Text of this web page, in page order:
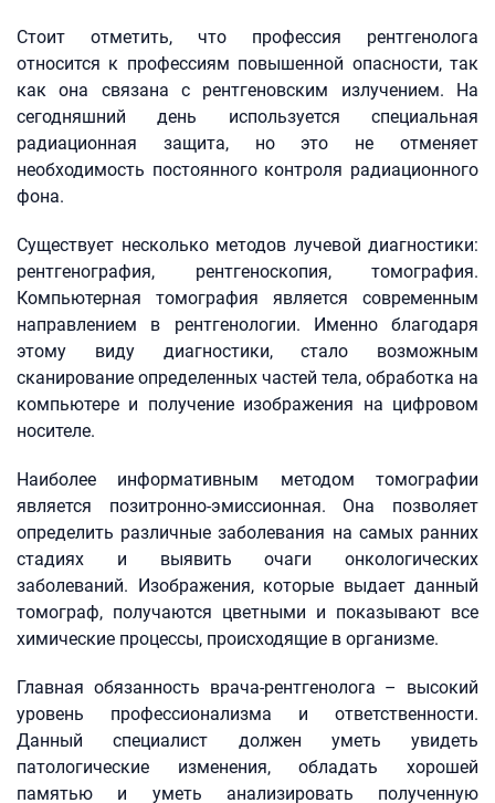
Стоит отметить, что профессия рентгенолога
относится к профессиям повышенной опасности, так
как она связана с рентгеновским излучением. На
сегодняшний день используется специальная
радиационная защита, но это не отменяет
необходимость постоянного контроля радиационного
фона.
Существует несколько методов лучевой диагностики:
рентгенография, рентгеноскопия, томография.
Компьютерная томография является современным
направлением в рентгенологии. Именно благодаря
этому виду диагностики, стало возможным
сканирование определенных частей тела, обработка на
компьютере и получение изображения на цифровом
носителе.
Наиболее информативным методом томографии
является позитронно-эмиссионная. Она позволяет
определить различные заболевания на самых ранних
стадиях и выявить очаги онкологических
заболеваний. Изображения, которые выдает данный
томограф, получаются цветными и показывают все
химические процессы, происходящие в организме.
Главная обязанность врача-рентгенолога – высокий
уровень профессионализма и ответственности.
Данный специалист должен уметь увидеть
патологические изменения, обладать хорошей
памятью и уметь анализировать полученную